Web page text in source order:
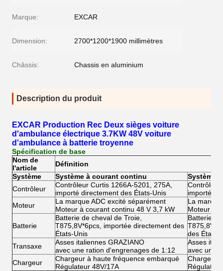
Marque: EXCAR
Dimension: 2700*1200*1900 millimètres
Châssis: Chassis en aluminium
Description du produit
EXCAR Production Rec Deux sièges voiture
d'ambulance électrique 3.7KW 48V voiture
d'ambulance à batterie troyenne
Spécification de base
Nom de
l'article
Définition
Système
Système à courant continu
Système
Contrôleur
Contrôleur Curtis 1266A-5201, 275A,
importé directement des États-Unis
Contrôleur
importé
Moteur
La marque ADC excité séparément
Moteur à courant continu 48 V 3,7 kW
La
Moteur à
Batterie
Batterie de cheval de Troie,
T875,8V*6pcs, importée directement des
États-Unis
Batterie
des États-
Transaxe
Asses italiennes GRAZIANO
avec une ration d'engrenages de 1:12
Asses
avec une
Chargeur
Chargeur à haute fréquence embarqué
Régulateur 48V/17A
Chargeur